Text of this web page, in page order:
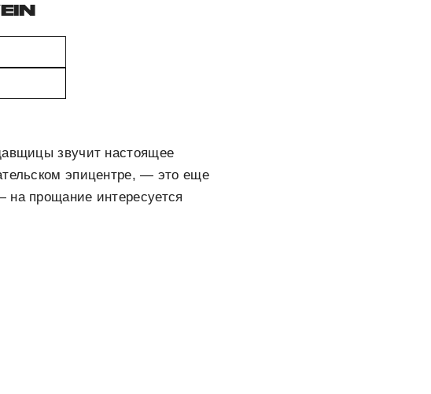
звучит настоящее
эпицентре, — это еще
на прощание интересуется